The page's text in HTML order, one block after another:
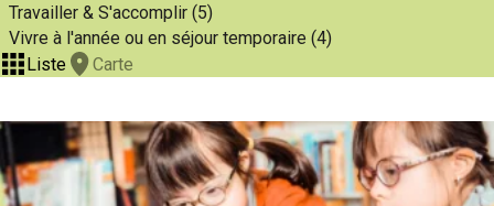
Travailler & S'accomplir (5)
Vivre à l'année ou en séjour temporaire (4)
Liste
Carte